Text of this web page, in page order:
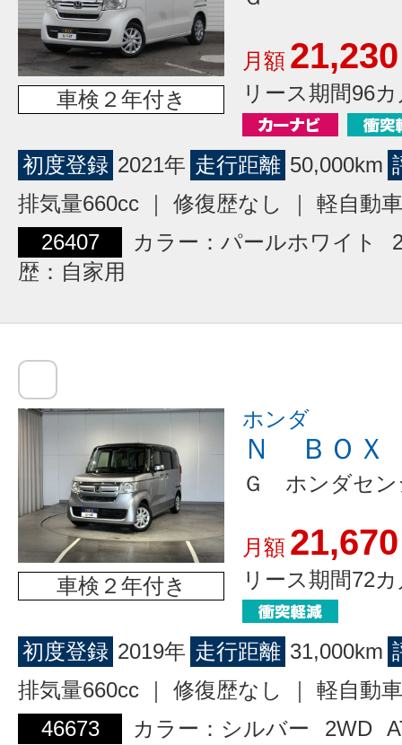
車検２年付き
月額 21,230
リース期間96
初度登録 2021年 走行距離 50,000km
排気量660cc ｜ 修復歴なし ｜ 軽自動車
26407
カラー：パールホワイト
歴：自家用
車検２年付き
ホンダ
Ｎ ＢＯＸ
Ｇ ホンダセン
月額 21,670
リース期間72
初度登録 2019年 走行距離 31,000km
排気量660cc ｜ 修復歴なし ｜ 軽自動車
46673
カラー：シルバー 2WD